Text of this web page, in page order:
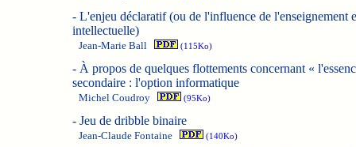
- L'enjeu déclaratif (ou de l'influence de l'enseignement
intellectuelle)
Jean-Marie Ball (115Ko)
- À propos de quelques flottements concernant «
secondaire : l'option informatique
Michel Coudroy (95Ko)
- Jeu de dribble binaire
Jean-Claude Fontaine (140Ko)